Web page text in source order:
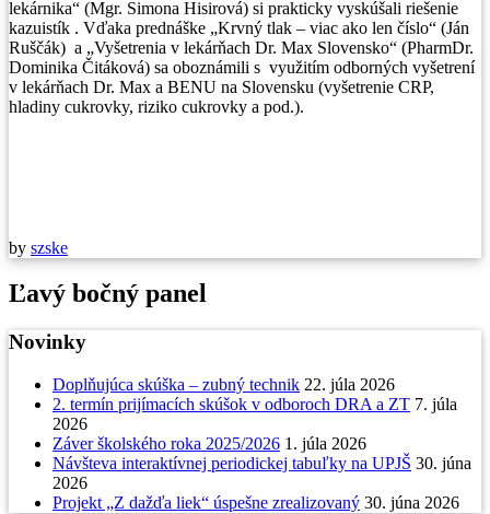
lekárnika“ (Mgr. Simona Hisirová) si prakticky vyskúšali riešenie
kazuistík . Vďaka prednáške „Krvný tlak – viac ako len číslo“ (Ján
Ruščák) a „Vyšetrenia v lekárňach Dr. Max Slovensko“ (PharmDr.
Dominika Čitáková) sa oboznámili s využitím odborných vyšetrení
v lekárňach Dr. Max a BENU na Slovensku (vyšetrenie CRP,
hladiny cukrovky, riziko cukrovky a pod.).
by szske
Ľavý bočný panel
Novinky
Doplňujúca skúška – zubný technik 22. júla 2026
2. termín prijímacích skúšok v odboroch DRA a ZT 7. júla
2026
Záver školského roka 2025/2026 1. júla 2026
Návšteva interaktívnej periodickej tabuľky na UPJŠ 30. júna
2026
Projekt „Z dažďa liek“ úspešne zrealizovaný 30. júna 2026